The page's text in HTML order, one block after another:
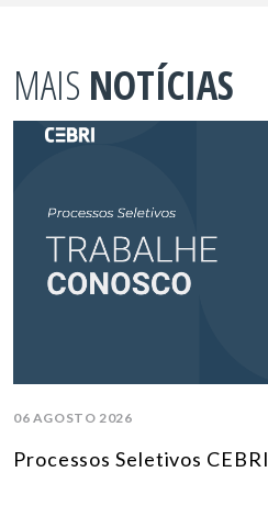
MAIS NOTÍCIAS
06 AGOSTO 2026
Processos Seletivos CEBRI